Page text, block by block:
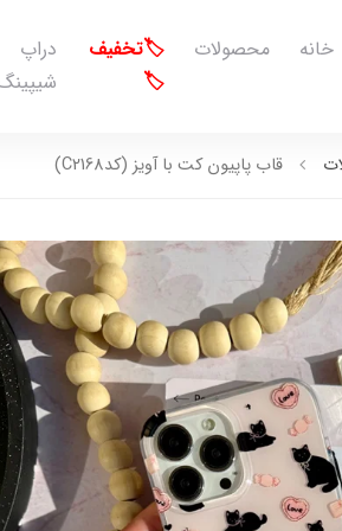
خانه محصولات
🏷️تخفیف
🏷️
دراپ
قاب پاپیون کت با آویز (کدC2168)